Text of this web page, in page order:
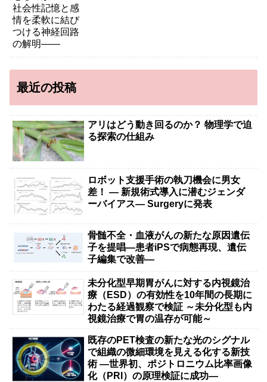
最近の投稿
アリはどう動き回るのか？ 物理学で迫
る探索の仕組み
ロボット支援手術の執刀機会に男女
差！ — 新規術式導入に潜むジェンダ
ーバイアス— Surgeryに発表
骨髄不全・血液がんの新たな原因遺伝
子を提唱―患者iPSで病態再現、遺伝
子編集で改善―
未分化型早期胃がんに対する内視鏡治
療（ESD）の有効性を10年間の長期に
わたる経過観察で検証 ～未分化型も内
視鏡治療で胃の温存が可能～
既存のPET検査の新たな光のシグナル
で組織の微細環境を見える化する新技
術 ―世界初、ポジトロニウム比率画像
化（PRI）の原理検証に成功―